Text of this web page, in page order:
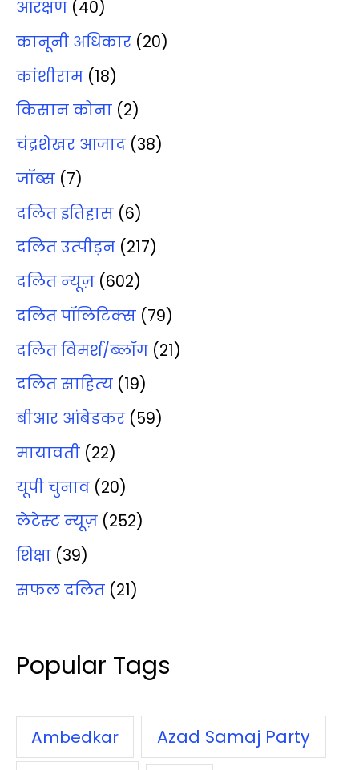
आरक्षण (40)
कानूनी अधिकार (20)
कांशीराम (18)
किसान कोना (2)
चंद्रशेखर आजाद (38)
जॉब्‍स (7)
दलित इतिहास (6)
दलित उत्‍पीड़न (217)
दलित न्‍यूज़ (602)
दलित पॉलिटिक्‍स (79)
दलित विमर्श/ब्‍लॉग (21)
दलित साहित्‍य (19)
बीआर आंबेडकर (59)
मायावती (22)
यूपी चुनाव (20)
लेटेस्‍ट न्‍यूज़ (252)
शिक्षा (39)
सफल दलित (21)
Popular Tags
Ambedkar
Azad Samaj Party